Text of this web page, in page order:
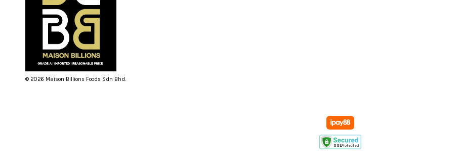
© 2026 Maison Billions Foods Sdn Bhd.